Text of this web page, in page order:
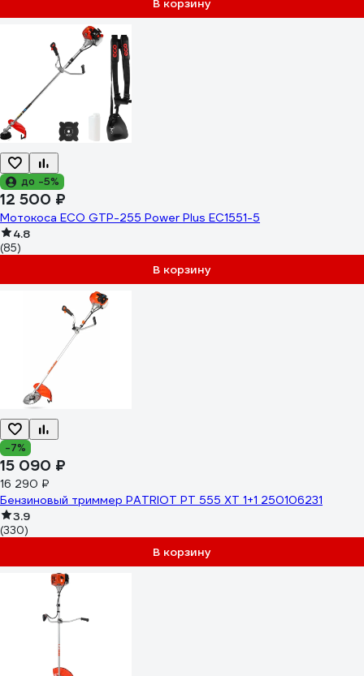
В корзину
до -5%
12 500 ₽
Мотокоса ECO GTP-255 Power Plus EC1551-5
4.8
(85)
В корзину
-7%
15 090 ₽
16 290 ₽
Бензиновый триммер PATRIOT PT 555 XT 1+1 250106231
3.9
(330)
В корзину